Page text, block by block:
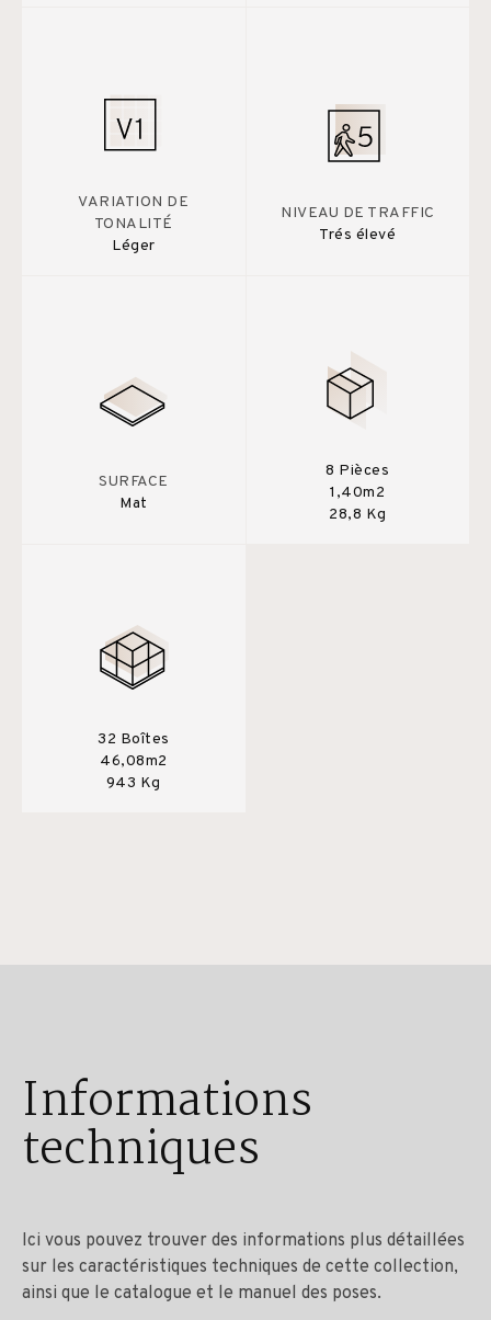
VARIATION DE
TONALITÉ
Léger
NIVEAU DE TRAFFIC
Trés élevé
SURFACE
Mat
8 Pièces
1,40m2
28,8 Kg
32 Boîtes
46,08m2
943 Kg
Informations
techniques
Ici vous pouvez trouver des informations plus détaillées
sur les caractéristiques techniques de cette collection,
ainsi que le catalogue et le manuel des poses.